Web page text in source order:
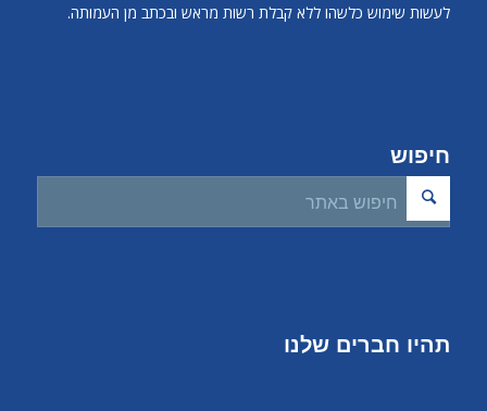
לעשות שימוש כלשהו ללא קבלת רשות מראש ובכתב מן העמותה.
חיפוש
תהיו חברים שלנו